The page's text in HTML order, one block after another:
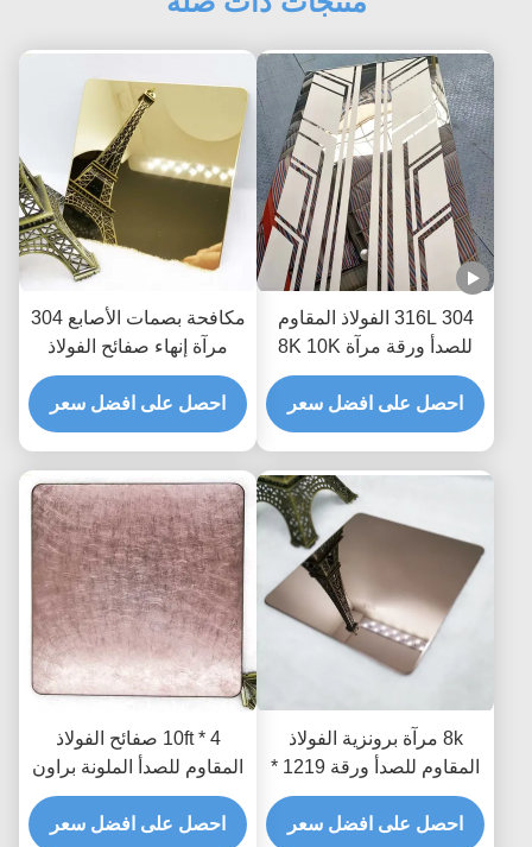
304 316L الفولاذ المقاوم
للصدأ ورقة مرآة 8K 10K
محفورا الذهب والفضة لرفع
باب المصعد
احصل على افضل سعر
مكافحة بصمات الأصابع 304
مرآة إنهاء صفائح الفولاذ
المقاوم للصدأ النحاس
مطلي الصفائح المعدنية 8
كيلو
احصل على افضل سعر
8k مرآة برونزية الفولاذ
المقاوم للصدأ ورقة 1219 *
2438 1219 * 3048
احصل على افضل سعر
4 * 10ft صفائح الفولاذ
المقاوم للصدأ الملونة براون
صفائح اللؤلؤ الاهتزاز PVD
المغلفة
احصل على افضل سعر